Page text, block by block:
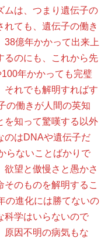
ムは、つまり遺伝子の
れても、遺伝子の働き
38億年かかって出来上
るのにも、これから先
年かかっても完璧
それでも解明すればす
の働きが人間の英知
を知って驚嘆する以外
のはDNAや遺伝子だ
らないことばかりで
望と傲慢さと愚かさ
のものを解明するこ
の進化には勝てないの
科学はいらないので
原因不明の病気もな